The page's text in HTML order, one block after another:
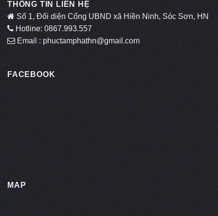
THÔNG TIN LIÊN HỆ
Số 1, Đối diện Cổng UBND xã Hiền Ninh, Sóc Sơn, HN
Hotline: 0867.993.557
Email : phuctamphathn@gmail.com
FACEBOOK
MAP